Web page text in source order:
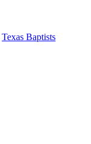
Texas Baptists